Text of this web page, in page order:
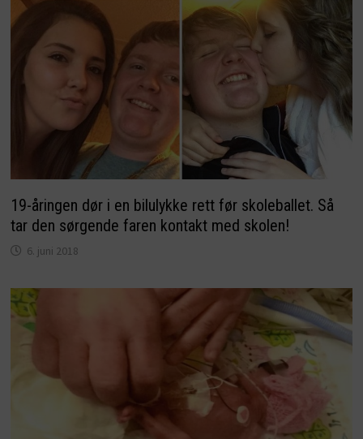
19-åringen dør i en bilulykke rett før skoleballet. Så
tar den sørgende faren kontakt med skolen!
6. juni 2018